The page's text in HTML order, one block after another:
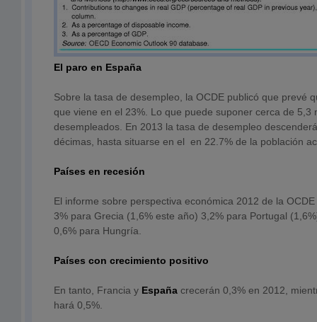
El paro en España
Sobre la tasa de desempleo, la OCDE publicó que prevé
que viene en el 23%. Lo que puede suponer cerca de 5,3
desempleados. En 2013 la tasa de desempleo
décimas, hasta situarse en el en 22.7% de la población
Países en recesión
El informe sobre perspectiva económica 2012 de la
3% para Grecia (1,6% este año) 3,2% para Portugal
0,6% para Hungría.
Países con crecimiento positivo
En tanto, Francia y España crecerán 0,3% en 2012,
hará 0,5%.